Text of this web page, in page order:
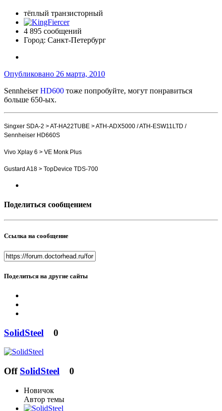
тёплый транзисторный
4 895 сообщений
Город: Санкт-Петербург
Опубликовано 26 марта, 2010
SennheiserHD600 тоже попробуйте, могут понравиться
больше 650-ых.
Singxer SDA-2 > AT-HA22TUBE > ATH-ADX5000 / ATH-ESW11LTD /
Sennheiser HD660S
Vivo Xplay 6 > VE Monk Plus
Gustard A18 > TopDevice TDS-700
Поделиться сообщением
Ссылка на сообщение
Поделиться на другие сайты
SolidSteel 0
Off SolidSteel 0
Новичок
Автор темы